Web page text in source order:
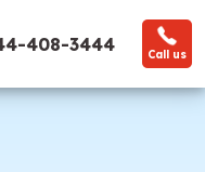
408-3444 Call us